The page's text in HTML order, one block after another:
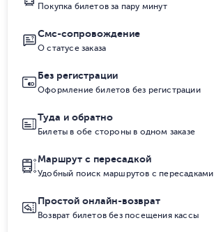
Покупка билетов за пару минут
Смс-сопровождение
О статусе заказа
Без регистрации
Оформление билетов без регистрации
Туда и обратно
Билеты в обе стороны в одном заказе
Маршрут с пересадкой
Удобный поиск маршрутов с пересадками
Простой онлайн-возврат
Возврат билетов без посещения кассы